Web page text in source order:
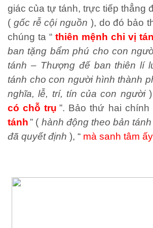
giác của tự tánh, trực tiếp thẳng
( gốc rễ cội nguồn ), do đó bảo
chúng ta “ thiên mệnh chi vị
ban tặng bẩm phú cho con
tánh – Thượng đế ban thiên lí
tánh cho con người hình thành
nghĩa, lễ, trí, tín của con người)
có chỗ trụ ”. Bảo thứ hai
tánh ” ( hành động theo bản
đã quyết định ), “ mà sanh tâm ấy